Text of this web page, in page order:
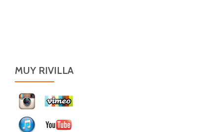
MUY RIVILLA